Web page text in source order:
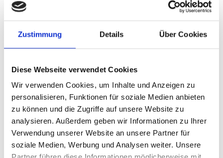
Zustimmung Details Über Cookies
Diese Webseite verwendet Cookies
Wir verwenden Cookies, um Inhalte und Anzeigen zu
personalisieren, Funktionen für soziale Medien anbieten
zu können und die Zugriffe auf unsere Website zu
analysieren. Außerdem geben wir Informationen zu Ihrer
Verwendung unserer Website an unsere Partner für
soziale Medien, Werbung und Analysen weiter. Unsere
Sommerzeit. Treffpunkt ist um 07:00 Uhr bei der
Frauenkirche im Stadtzentrum.
16.09.2026 – Glurns kocht: Bei diesem kulinarischen
Event verwandelt sich die kleinste Stadt
Talentierte Köche präsentieren live
kreative Gerichte aus hochwertigen Zutaten und
rücken die Palabirne ins Rampenlicht.
20.09.2026 – Palabirasunnta: Den krönenden
Abschluss bildet das Erntedankfest. Nach dem
Kirchengang und der Prozession wird im „Glurns
Festival“ ab 10:00 Uhr gefeiert. Es gibt